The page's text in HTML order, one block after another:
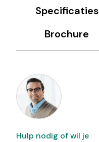
Hulp nodig of wil je
Specificaties
Brochure